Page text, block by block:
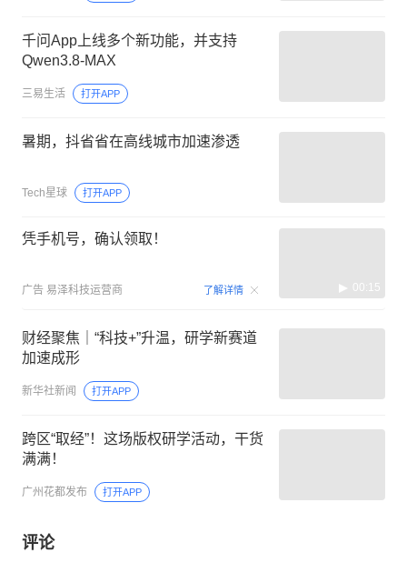
千问App上线多个新功能，并支持
Qwen3.8-MAX
三易生活 打开APP
暑期，抖省省在高线城市加速渗透
Tech星球 打开APP
凭手机号，确认领取！
广告 易泽科技运营商 了解详情 00:15
财经聚焦｜“科技+”升温，研学新赛道
加速成形
新华社新闻 打开APP
跨区“取经”！这场版权研学活动，干货
满满！
广州花都发布 打开APP
评论